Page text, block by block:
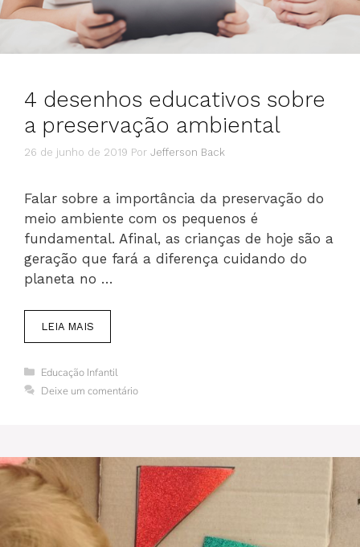
4 desenhos educativos sobre
a preservação ambiental
26 de junho de 2019 Por Jefferson Back
Falar sobre a importância da preservação do
meio ambiente com os pequenos é
fundamental. Afinal, as crianças de hoje são a
geração que fará a diferença cuidando do
planeta no …
LEIA MAIS
Categorias
Educação Infantil
Deixe um comentário